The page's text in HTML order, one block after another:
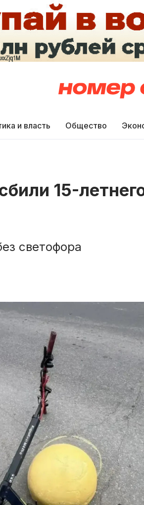
и власть Общество
15-
светофора